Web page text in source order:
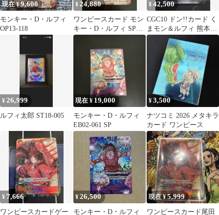
現在 ¥9,600
モンキー・D・ルフィ
OP13-118
¥ 24,880
ワンピースカード モン
キー・D・ルフィ SP
OP13-118 受け継がれる
¥42,500
CGC10 ドン!!カード く
まモン＆ルフィ 熊本ス
ペシャル
¥ 26,999
ルフィ太郎 ST18-005
現在 ¥ 19,000
モンキー・D・ルフィ
EB02-061 SP
¥3,500
ナツコミ 2026 メタキラ
カード ワンピース
¥ 7,666
ワンピースカードゲー
¥26,500
モンキー・D・ルフィ
現在 ¥5,999
ワンピースカード尾田